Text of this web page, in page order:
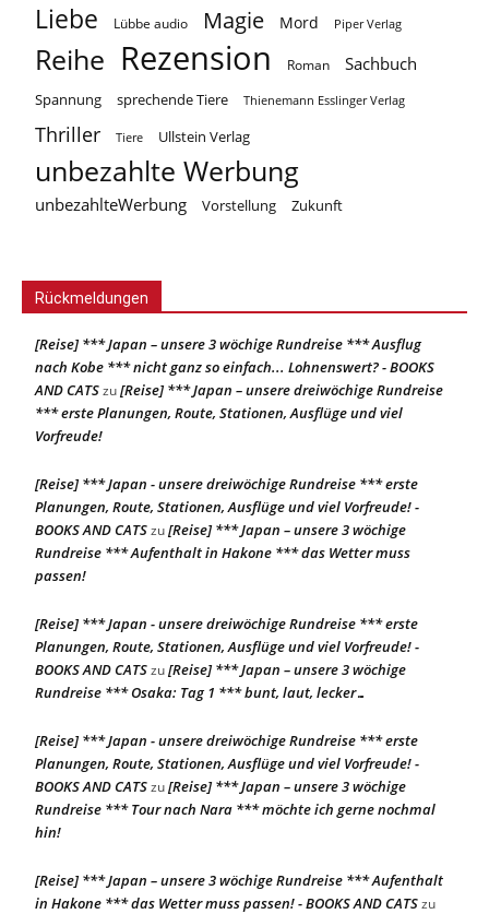
Liebe Lübbe audio Magie Mord Piper Verlag
Reihe Rezension Roman Sachbuch
Spannung sprechende Tiere Thienemann Esslinger Verlag
Thriller Tiere Ullstein Verlag
unbezahlte Werbung
unbezahlteWerbung Vorstellung Zukunft
Rückmeldungen
[Reise] *** Japan – unsere 3 wöchige Rundreise *** Ausflug
nach Kobe *** nicht ganz so einfach... Lohnenswert? - BOOKS
AND CATSzu[Reise] *** Japan – unsere dreiwöchige Rundreise
*** erste Planungen, Route, Stationen, Ausflüge und viel
Vorfreude!
[Reise] *** Japan - unsere dreiwöchige Rundreise *** erste
Planungen, Route, Stationen, Ausflüge und viel Vorfreude! -
BOOKS AND CATSzu[Reise] *** Japan – unsere 3 wöchige
Rundreise *** Aufenthalt in Hakone *** das Wetter muss
passen!
[Reise] *** Japan - unsere dreiwöchige Rundreise *** erste
Planungen, Route, Stationen, Ausflüge und viel Vorfreude! -
BOOKS AND CATSzu[Reise] *** Japan – unsere 3 wöchige
Rundreise *** Osaka: Tag 1 *** bunt, laut, lecker…
[Reise] *** Japan - unsere dreiwöchige Rundreise *** erste
Planungen, Route, Stationen, Ausflüge und viel Vorfreude! -
BOOKS AND CATSzu[Reise] *** Japan – unsere 3 wöchige
Rundreise *** Tour nach Nara *** möchte ich gerne nochmal
hin!
[Reise] *** Japan – unsere 3 wöchige Rundreise *** Aufenthalt
in Hakone *** das Wetter muss passen! - BOOKS AND CATSzu